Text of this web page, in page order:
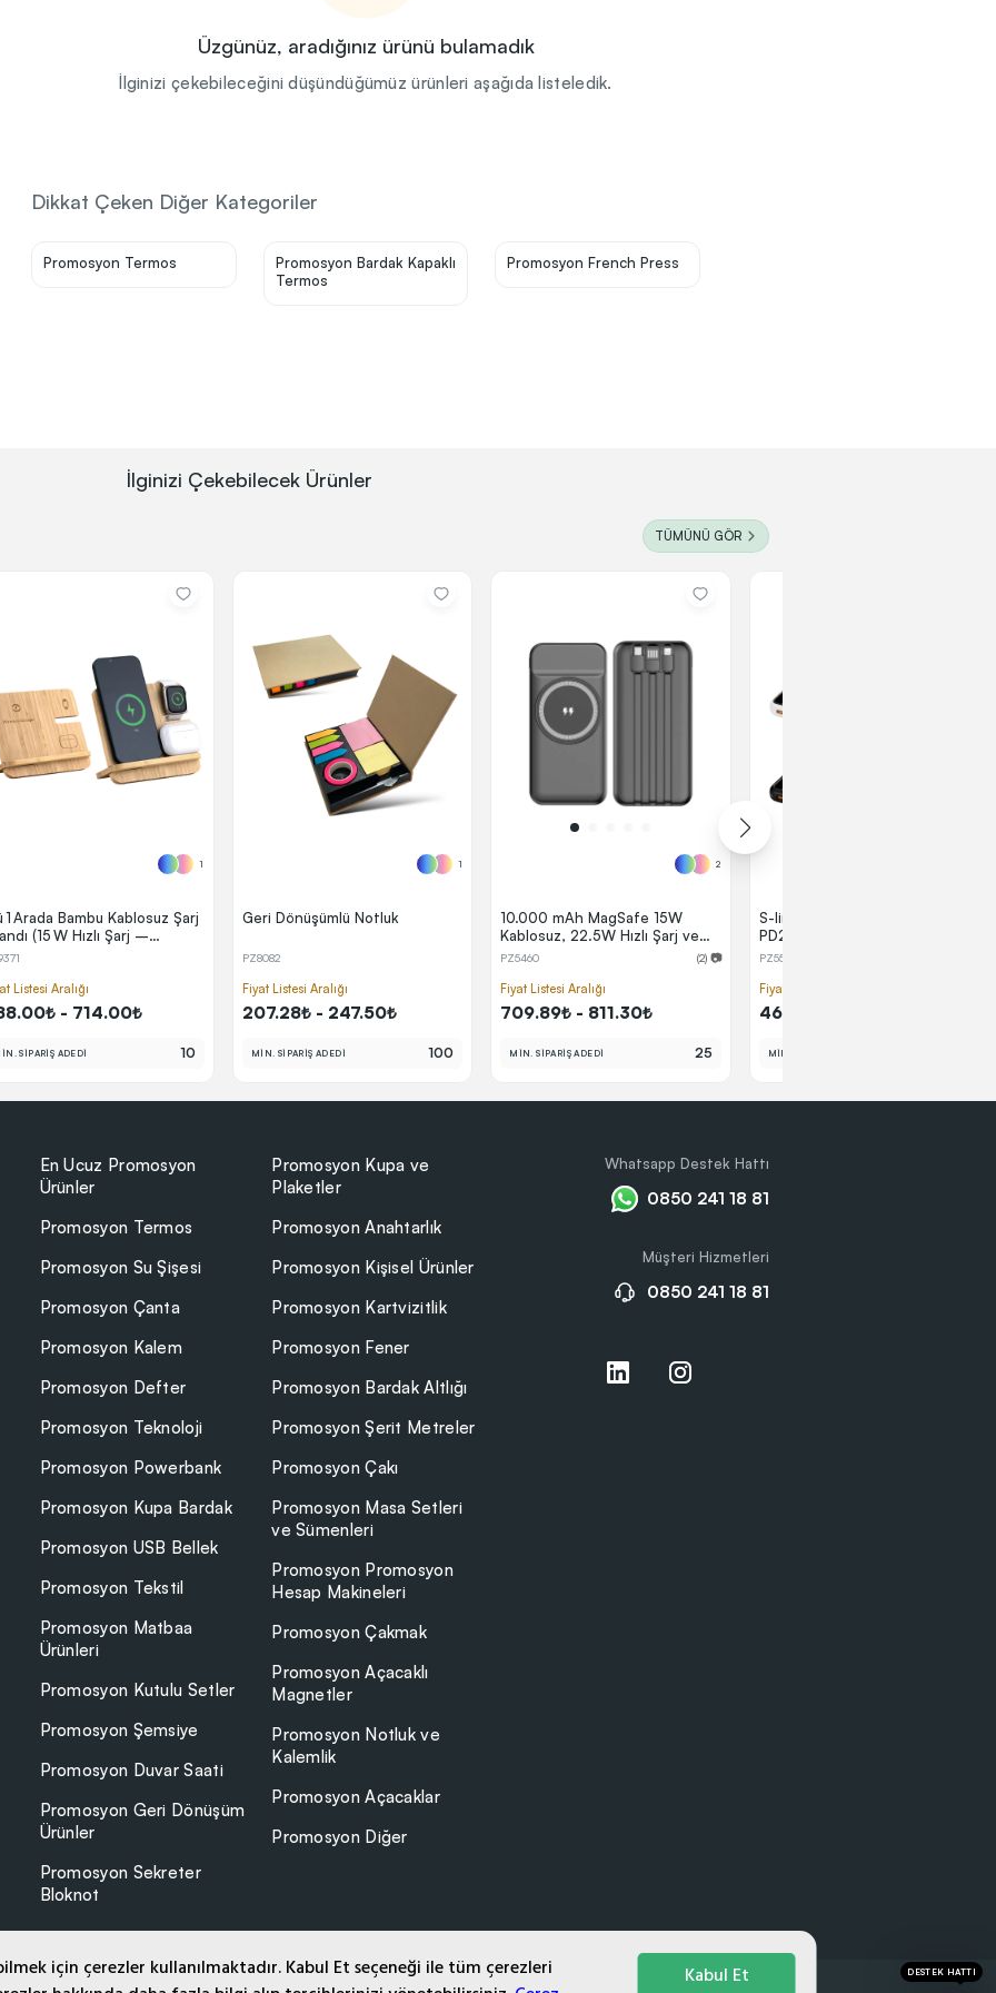
için çerezler kullanılmaktadır. Kabul Et seçeneği ile tüm çerezleri
Kabul Et
Sonraki Adıma İlerle
Üzgünüz, aradığınız ürünü bulamadık
İlginizi çekebileceğini düşündüğümüz ürünleri aşağıda listeledik.
Dikkat Çeken Diğer Kategoriler
Promosyon Termos
Promosyon Bardak Kapaklı
Termos
Promosyon French Press
İlginizi Çekebilecek Ürünler
TÜMÜNÜ GÖR
1
1 Arada Bambu Kablosuz Şarj
(15 W Hızlı Şarj –
Akıllı Saat & Kulaklık
Listesi Aralığı
- 714.00₺
SİPARİŞ ADEDİ 10
1
Geri Dönüşümlü Notluk
PZ8082
Fiyat Listesi Aralığı
207.28₺ - 247.50₺
MİN. SİPARİŞ ADEDİ 100
2
10.000 mAh MagSafe 15W
Kablosuz, 22.5W Hızlı Şarj ve
Dahili Kablolu Powerbank
PZ5460 (2) 📷
Fiyat Listesi Aralığı
709.89₺ - 811.30₺
MİN. SİPARİŞ ADEDİ 25
S-link IP-G16L 10000mAh
PD20W Type-C+Lightning
Dahili Kablolu LCD Ekranlı
Powerbank
PZ5588
Fiyat Listesi Aralığı
464.66₺ - 531.04₺
MİN. SİPARİŞ ADEDİ
En Ucuz Promosyon
Ürünler
Promosyon Termos
Promosyon Su Şişesi
Promosyon Çanta
Promosyon Kalem
Promosyon Defter
Promosyon Teknoloji
Promosyon Powerbank
Promosyon Kupa Bardak
Promosyon USB Bellek
Promosyon Tekstil
Promosyon Matbaa
Ürünleri
Promosyon Kutulu Setler
Promosyon Şemsiye
Promosyon Duvar Saati
Promosyon Geri Dönüşüm
Ürünler
Promosyon Sekreter
Bloknot
Promosyon Kupa ve
Plaketler
Promosyon Anahtarlık
Promosyon Kişisel Ürünler
Promosyon Kartvizitlik
Promosyon Fener
Promosyon Bardak Altlığı
Promosyon Şerit Metreler
Promosyon Çakı
Promosyon Masa Setleri
ve Sümenleri
Promosyon Promosyon
Hesap Makineleri
Promosyon Çakmak
Promosyon Açacaklı
Magnetler
Promosyon Notluk ve
Kalemlik
Promosyon Açacaklar
Promosyon Diğer
Whatsapp Destek Hattı
0850 241 18 81
Müşteri Hizmetleri
0850 241 18 81
DESTEK HATTI